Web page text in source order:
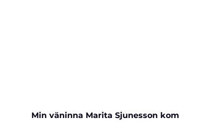
Min väninna Marita Sjunesson kom